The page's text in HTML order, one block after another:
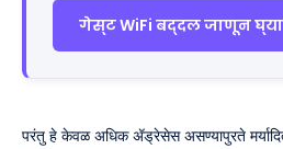
गेस्ट WiFi बद्दल जाणून घ्या
परंतु हे केवळ अधिक ॲड्रेसेस असण्यापुरते